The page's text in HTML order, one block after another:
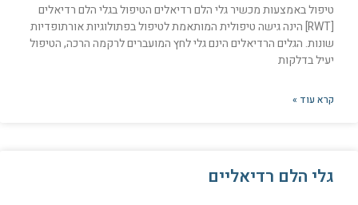
טיפול באמצעות מכשיר גלי הלם רדיאלים הטיפול בגלי הלם רדיאלים
[RWT] הינה גישה טיפולית המותאמת לטיפול בפתולוגיות אורתופדיות
שונות. הגלים הרדיאלים הינם גלי לחץ המועברים לרקמה הרכה, הטיפול
יעיל בדלקות
קרא עוד »
גלי הלם רדיאליים